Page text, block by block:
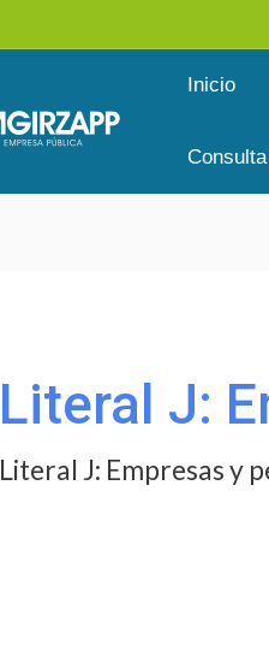
Inicio
Literal J:
Literal J: Empresas y